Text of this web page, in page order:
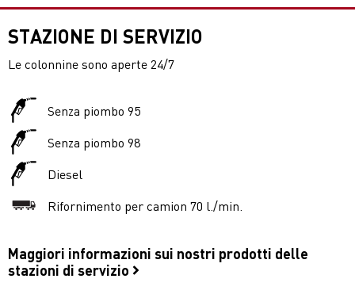
STAZIONE DI SERVIZIO
Le colonnine sono aperte 24/7
Senza piombo 95
Senza piombo 98
Diesel
Rifornimento per camion 70 l./min.
Maggiori informazioni sui nostri prodotti delle
stazioni di servizio